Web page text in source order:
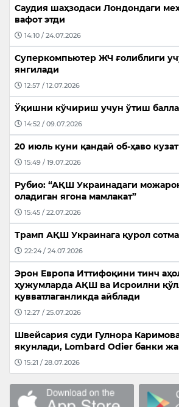
Саудия шаҳзодаси Лондондаги
вафот этди
14:10 / 24.07.2026
Суперкомпьютер ЖЧ ғолиблиги
янгилади
12:57 / 12.07.2026
Ўқишни кўчириш учун ўтиш
14:52 / 09.07.2026
20 июль куни қандай об-ҳаво
15:49 / 19.07.2026
Рубио: “АҚШ Украинадаги
оладиган ягона мамлакат”
15:45 / 22.07.2026
Трамп АҚШ Украинага қурол
22:24 / 24.07.2026
Эрон Европа Иттифоқини тинч
ҳужумларда АҚШ ва Исроилни
қувватлаганликда айблади
12:27 / 25.07.2026
Швейсария суди Гулнора
якунлади, Lombard Odier банки
15:21 / 28.07.2026